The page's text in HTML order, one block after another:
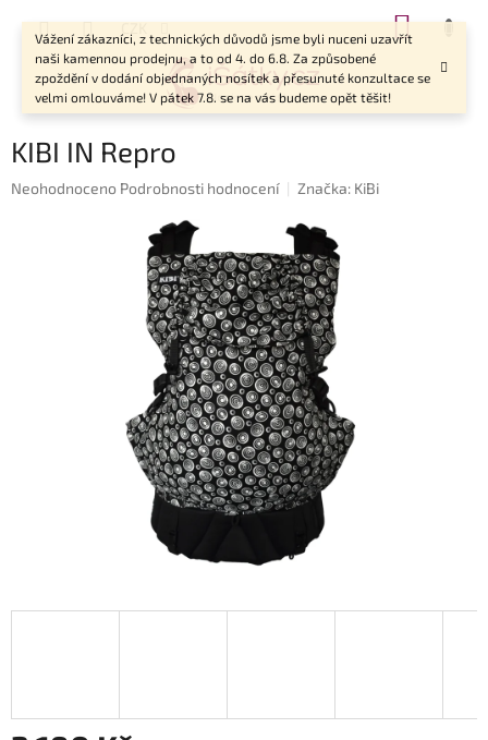
Vážení zákazníci, z technických důvodů jsme byli nuceni uzavřít
naši kamennou prodejnu, a to od 4. do 6.8. Za způsobené
zpoždění v dodání objednaných nosítek a přesunuté konzultace se
velmi omlouváme! V pátek 7.8. se na vás budeme opět těšit!
CZK
KIBI IN Repro
Průměrné
Neohodnoceno Podrobnosti hodnocení Značka: KiBi